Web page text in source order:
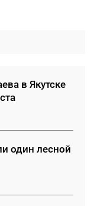
в Якутске
один лесной